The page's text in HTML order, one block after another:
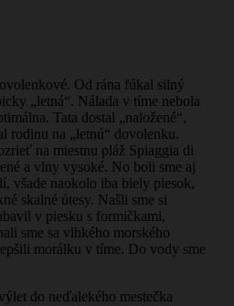
Od rána fúkal silný
„letná“. Nálada v tíme nebola
Tata dostal „naložené“,
rodinu na „letnú“ dovolenku.
na miestnu pláž Spiaggia di
a vlny vysoké. No boli sme aj
všade naokolo iba biely piesok,
skalné útesy. Našli sme si
v piesku s formičkami,
sme sa vlhkého morského
morálku v tíme. Do vody sme
do neďalekého mestečka